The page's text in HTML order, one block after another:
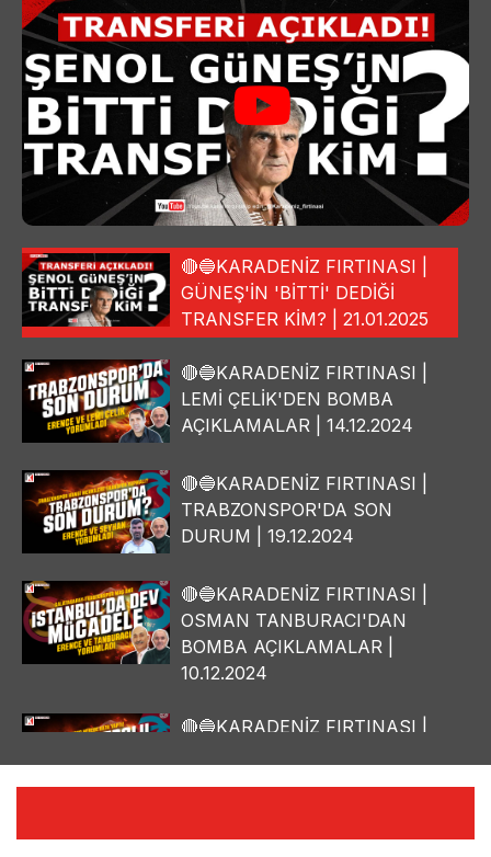
🔴🔵KARADENİZ FIRTINASI |
GÜNEŞ'İN 'BİTTİ' DEDİĞİ
TRANSFER KİM? | 21.01.2025
🔴🔵KARADENİZ FIRTINASI |
LEMİ ÇELİK'DEN BOMBA
AÇIKLAMALAR | 14.12.2024
🔴🔵KARADENİZ FIRTINASI |
TRABZONSPOR'DA SON
DURUM | 19.12.2024
🔴🔵KARADENİZ FIRTINASI |
OSMAN TANBURACI'DAN
BOMBA AÇIKLAMALAR |
10.12.2024
🔴🔵KARADENİZ FIRTINASI |
🔴🔵KARADENİZ FIRTINASI |